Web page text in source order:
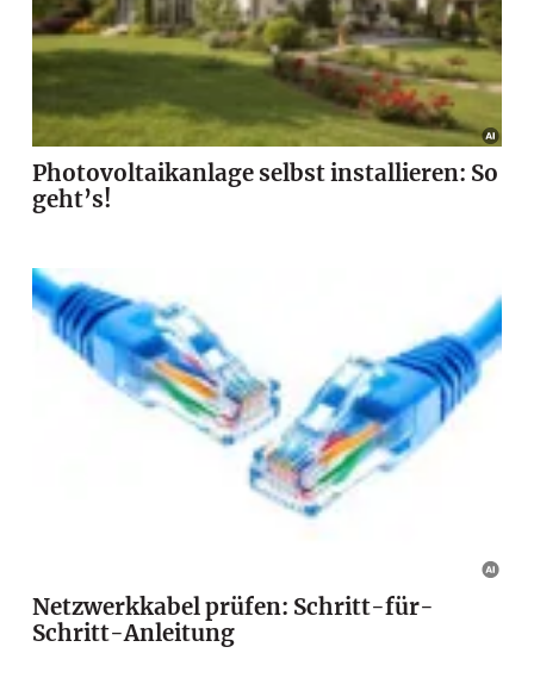
Photovoltaikanlage selbst installieren: So
geht’s!
Netzwerkkabel prüfen: Schritt-für-
Schritt-Anleitung